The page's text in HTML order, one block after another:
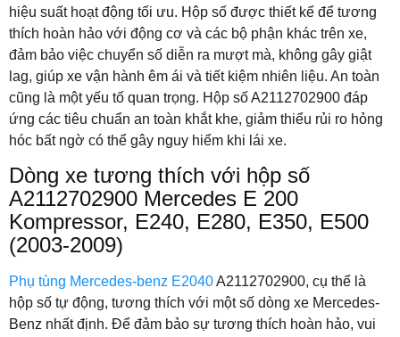
hiệu suất hoạt động tối ưu. Hộp số được thiết kế để tương
thích hoàn hảo với động cơ và các bộ phận khác trên xe,
đảm bảo việc chuyển số diễn ra mượt mà, không gây giật
lag, giúp xe vận hành êm ái và tiết kiệm nhiên liệu. An toàn
cũng là một yếu tố quan trọng. Hộp số A2112702900 đáp
ứng các tiêu chuẩn an toàn khắt khe, giảm thiểu rủi ro hỏng
hóc bất ngờ có thể gây nguy hiểm khi lái xe.
Dòng xe tương thích với hộp số
A2112702900 Mercedes E 200
Kompressor, E240, E280, E350, E500
(2003-2009)
Phụ tùng Mercedes-benz E2040A2112702900, cụ thể là
hộp số tự động, tương thích với một số dòng xe Mercedes-
Benz nhất định. Để đảm bảo sự tương thích hoàn hảo, vui